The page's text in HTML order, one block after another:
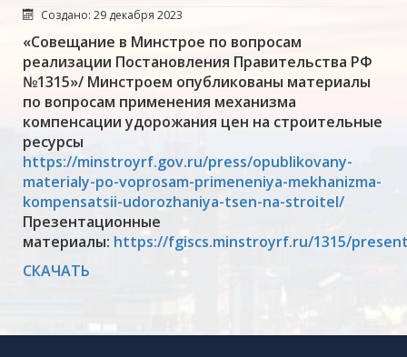
Создано: 29 декабря 2023
«Совещание в Минстрое по вопросам
реализации Постановления Правительства РФ
№1315»/ Минстроем опубликованы материалы
по вопросам применения механизма
компенсации удорожания цен на строительные
ресурсы
https://minstroyrf.gov.ru/press/opublikovany-
materialy-po-voprosam-primeneniya-mekhanizma-
kompensatsii-udorozhaniya-tsen-na-stroitel/
Презентационные
материалы: https://fgiscs.minstroyrf.ru/1315/
СКАЧАТЬ